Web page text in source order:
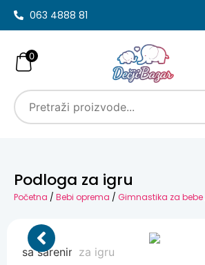
063 4888 81
0
Podloga za igru
Početna / Bebi oprema / Gimnastika za bebe